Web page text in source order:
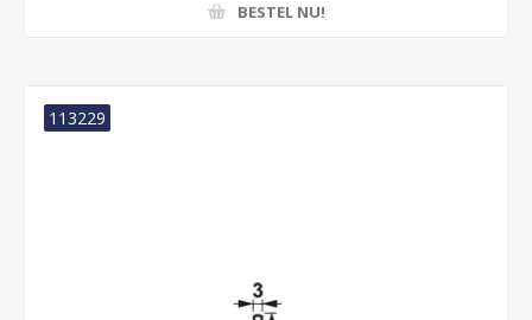
BESTEL NU!
113229